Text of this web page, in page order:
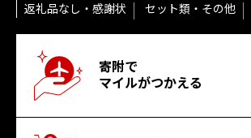
返礼品なし・感謝状
セット類・その他
寄附で
マイルがつかえる